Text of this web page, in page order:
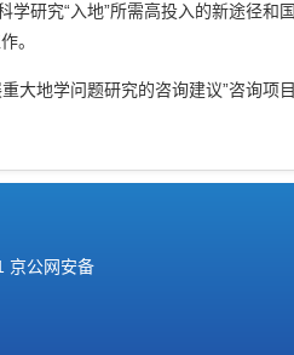
研究“入地”所需高投入的新途径和
。
大地学问题研究的咨询建议”咨询项目
京公网安备